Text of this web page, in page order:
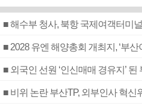
■ 해수부 청사, 북항 국제여객터미
■ 2028 유엔 해양총회 개최지, ‘부산
■ 외국인 선원 ‘인신매매 경유지’
■ 비위 논란 부산TP, 외부인사 혁신